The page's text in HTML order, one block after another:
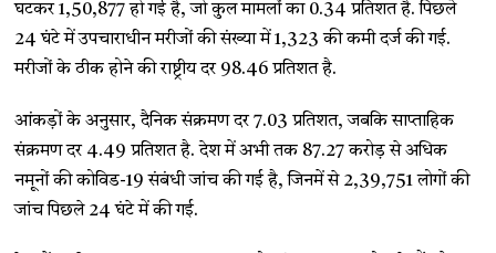
घटकर 1,50,877 हो गई है, जो कुल मामलों का 0.34 प्रतिशत है. पिछले
24 घंटे में उपचाराधीन मरीजों की संख्या में 1,323 की कमी दर्ज की गई.
मरीजों के ठीक होने की राष्ट्रीय दर 98.46 प्रतिशत है.
आंकड़ों के अनुसार, दैनिक संक्रमण दर 7.03 प्रतिशत, जबकि साप्ताहिक
संक्रमण दर 4.49 प्रतिशत है. देश में अभी तक 87.27 करोड़ से अधिक
नमूनों की कोविड-19 संबंधी जांच की गई है, जिनमें से 2,39,751 लोगों की
जांच पिछले 24 घंटे में की गई.